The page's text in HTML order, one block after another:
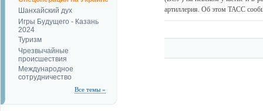
Шанхайский дух
Игры Будущего - Казань
2024
Туризм
Чрезвычайные
происшествия
Международное
сотрудничество
Все темы »
артиллерия. Об этом ТАСС